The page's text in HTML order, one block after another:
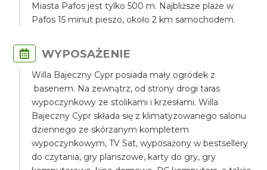
Miasta Pafos jest tylko 500 m. Najbliższe plaże w
Pafos 15 minut pieszo, około 2 km samochodem.
WYPOSAŻENIE
Willa Bajeczny Cypr posiada mały ogródek z
basenem. Na zewnątrz, od strony drogi taras
wypoczynkowy ze stolikami i krzesłami. Willa
Bajeczny Cypr składa się z klimatyzowanego salonu
dziennego ze skórzanym kompletem
wypoczynkowym, TV Sat, wyposażony w bestsellery
do czytania, gry planszowe, karty do gry, gry